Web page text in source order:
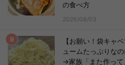
の食べ方
2026/08/03
【お願い！袋キャ
ュームたっぷりな
→家族「また作って